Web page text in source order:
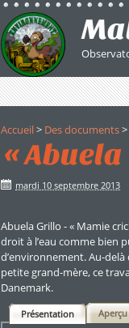
Accueil> Des documents>
«
mardi 10 septembre 2013
Abuela Grillo - « Mamie
droit à l’eau comme bien
d’environnement. Au-
petite grand-mère, ce
Danemark.
Présentation Aperçu